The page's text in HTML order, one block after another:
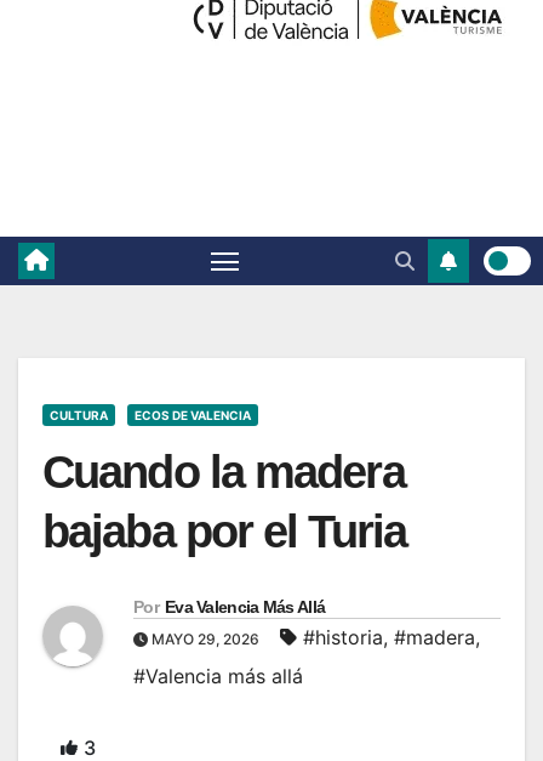
CULTURA ECOS DE VALENCIA
Cuando la madera
bajaba por el Turia
Por Eva Valencia Más Allá
MAYO 29, 2026 #historia, #madera,
#Valencia más allá
3